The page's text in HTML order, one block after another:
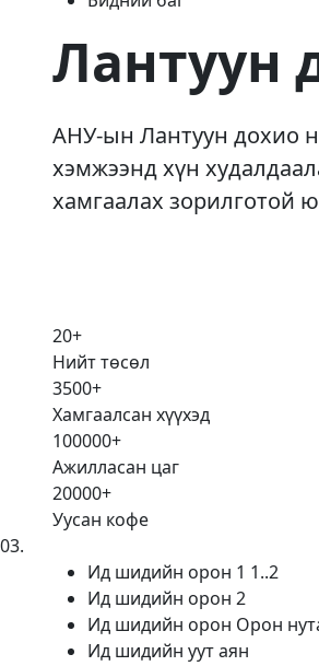
Лантуун
АНУ-ын Лантуун дохио
хэмжээнд хүн
хамгаалах зорилготой
20+
Нийт төсөл
3500+
Хамгаалсан хүүхэд
100000+
Ажилласан цаг
20000+
Уусан кофе
03.
Ид шидийн орон 1 1..2
Ид шидийн орон 2
Ид шидийн орон Орон
Ид шидийн уут аян